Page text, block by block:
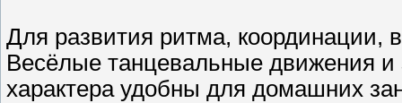
Для развития ритма, координации,
Весёлые танцевальные движения и
характера удобны для домашних